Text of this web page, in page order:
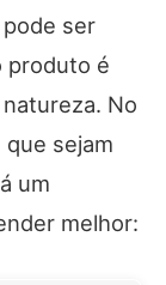
pode ser
produto é
No
sejam
um
melhor: